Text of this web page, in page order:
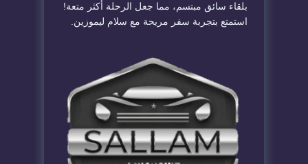
بلقاء سائق مبتسم، مما جعل الرحلة أكثر متعة!
استمتع بتجربة سفر مريحة مع سلام ليموزين.